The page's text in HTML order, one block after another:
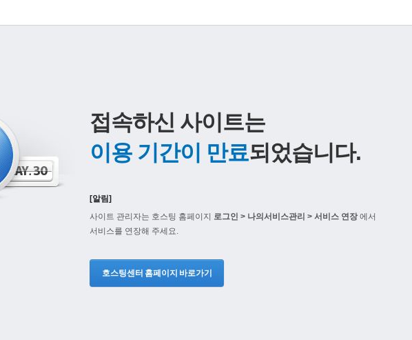
접속하신 사이트는
이용 기간이 만료되었습니다.
[알림]
사이트 관리자는 호스팅 홈페이지 로그인 > 나의서비스관리 > 서비스 연장에서
서비스를 연장해 주세요.
호스팅센터 홈페이지 바로가기